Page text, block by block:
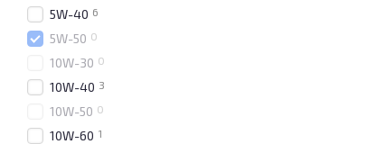
5W-40 6
5W-50 0
10W-30 0
10W-40 3
10W-50 0
10W-60 1